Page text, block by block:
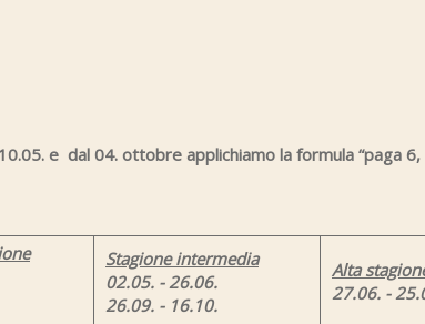
e dal 04. ottobre applichiamo la formula “paga
Stagione intermedia
02.05. - 26.06.
26.09. - 16.10.
Alta
27.06. -